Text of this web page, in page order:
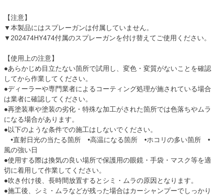
【注意】
▼本製品にはスプレーガンは付属していません。
▼202474HY474付属のスプレーガンを付け替えてご使用ください。
【使用上の注意】
●あらかじめ目立たない箇所で試用し、変色・変質がないことを確認
してから作業してください。
●ディーラーや専門業者によるコーティング処理が施されている場合
は業者に確認してください。
●再塗装車や塗装の劣化・特殊な加工がされた箇所では色落ちやムラ
になる場合があります。
●以下のような条件での施工はしないでください。
•直射日光の当たる箇所 •高温になる箇所 •ホコリの多い箇所 •
風の強い日
●使用する際は換気の良い場所で保護用の眼鏡・手袋・マスク等を適
切に着用して作業してください。
●吹き付け後、長時間放置するとシミ・ムラの原因となります。
●施工後、シミ・ムラなどが残った場合はカーシャンプーでしっかり